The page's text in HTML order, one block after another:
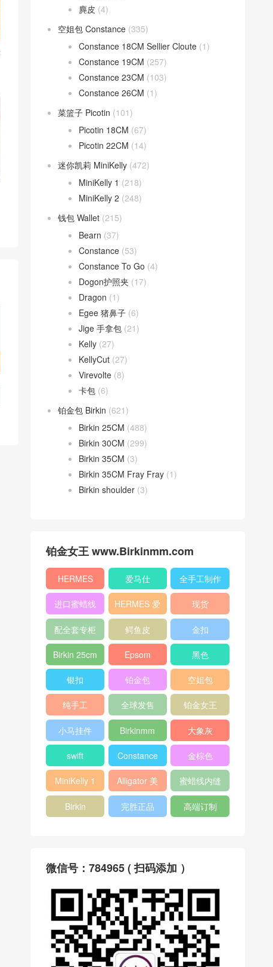
麂皮 (4)
空姐包 Constance (335)
Constance 18CM Sellier Cloute (1)
Constance 19CM (257)
Constance 23CM (103)
Constance 26CM (1)
菜篮子 Picotin (101)
Picotin 18CM (67)
Picotin 22CM (14)
迷你凯莉 MiniKelly (472)
MiniKelly 1 (218)
MiniKelly 2 (248)
钱包 Wallet (215)
Bearn (37)
Constance (53)
Constance To Go (4)
Dogon护照夹 (17)
Dragon (1)
Egee 猪鼻子 (6)
Jige 手拿包 (21)
Kelly (27)
KellyCut (27)
Virevolte (8)
卡包 (6)
铂金包 Birkin (621)
Birkin 25CM (488)
Birkin 30CM (299)
Birkin 35CM (3)
Birkin 35CM Fray Fray (1)
Birkin shoulder (3)
铂金女王 www.Birkinmm.com
HERMES 爱马仕 全手工制作
进口蜜蜡线
HERMES 爱
马仕
现货
配全套专柜
原版包装
鳄鱼皮 金扣
Birkin 25cm Epsom 黑色
银扣 铂金包 空姐包
纯手工 全球发售 铂金女王
小马挂件 Birkinmm 大象灰
swift Constance 金棕色
MiniKelly 1
Alligator 美
洲鳄
蜜蜡线内缝
Birkin 完胜正品 高端订制
微信号：784965 ( 扫码添加 ）